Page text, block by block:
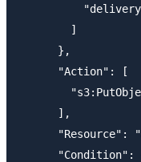
        ]
      },
      "Action": [
      ],
"Resource":
"Condition":